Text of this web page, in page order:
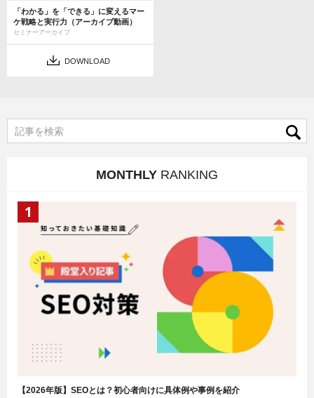
「わかる」を「できる」に変えるマー
ケ戦略と実行力（アーカイブ動画）
セミナーアーカイブ
DOWNLOAD
MONTHLY RANKING
【2026年版】SEOとは？初心者向けに具体例や事例を紹介